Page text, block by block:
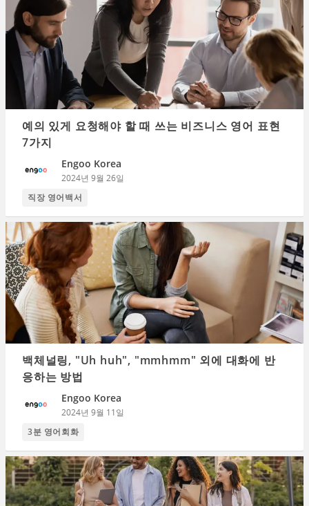
예의 있게 요청해야 할 때 쓰는 비즈니스 영어 표현
7가지
Engoo Korea
2024년 9월 26일
직장 영어백서
백체널링, "Uh huh", "mmhmm" 외에 대화에 반
응하는 방법
Engoo Korea
2024년 9월 11일
3분 영어회화